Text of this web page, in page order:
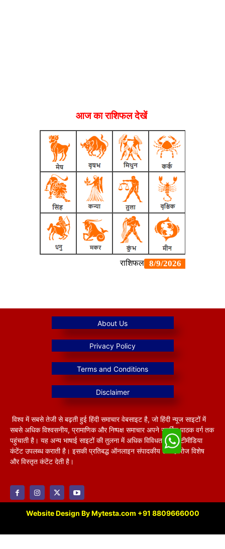
आज का राशिफल देखें
विश्व में सबसे तेजी से बढ़ती हुई हिंदी समाचार वेबसाइट है, जो हिंदी न्यूज साइटों में
सबसे अधिक विश्वसनीय, प्रामाणिक और निष्पक्ष समाचार अपने समर्पित पाठक वर्ग तक
पहुंचाती है। यह अन्य भाषाई साइटों की तुलना में अधिक विविधतापूर्ण मल्टीमीडिया
कंटेंट उपलब्ध कराती है। इसकी प्रतिबद्ध ऑनलाइन संपादकीय टीम हररोज विशेष
और विस्तृत कंटेंट देती है।
Website Design By Mytesta.com +91 8809666000